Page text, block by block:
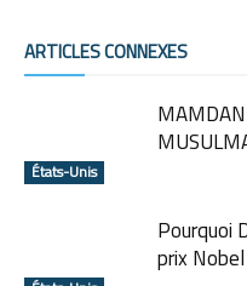
ARTICLES CONNEXES
États-Unis
Pourquoi
prix